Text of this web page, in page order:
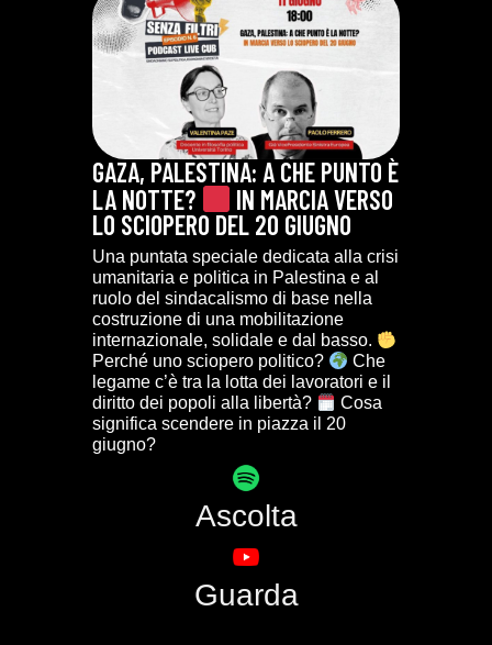
GAZA, PALESTINA: A CHE PUNTO È
LA NOTTE?
IN MARCIA VERSO
LO SCIOPERO DEL 20 GIUGNO
Una puntata speciale dedicata alla crisi
umanitaria e politica in Palestina e al
ruolo del sindacalismo di base nella
costruzione di una mobilitazione
internazionale, solidale e dal basso.
Perché uno sciopero politico?
Che
legame c’è tra la lotta dei lavoratori e il
diritto dei popoli alla libertà?
Cosa
significa scendere in piazza il 20
giugno?
Ascolta
Guarda